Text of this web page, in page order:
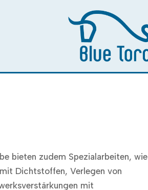
bieten zudem Spezialarbeiten, wie
Dichtstoffen, Verlegen von
mit